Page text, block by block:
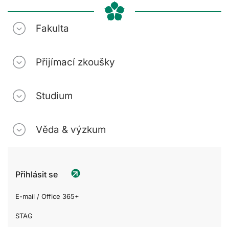
Fakulta
Přijímací zkoušky
Studium
Věda & výzkum
Přihlásit se
E-mail / Office 365+
STAG